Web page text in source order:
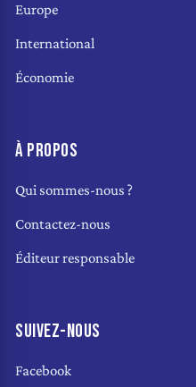
Europe
International
Économie
À PROPOS
Qui sommes-nous ?
Contactez-nous
Éditeur responsable
SUIVEZ-NOUS
Facebook